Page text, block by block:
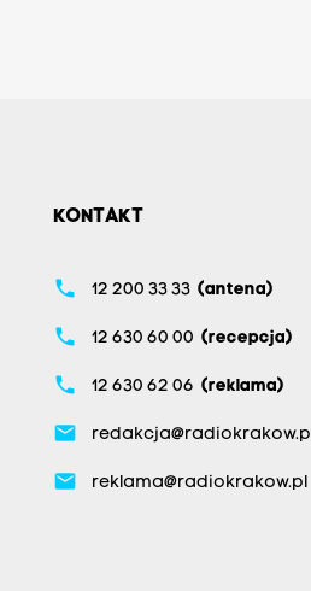
KONTAKT
phone 12 200 33 33 (antena)
phone 12 630 60 00 (recepcja)
phone 12 630 62 06 (reklama)
email redakcja@radiokrakow.pl
email reklama@radiokrakow.pl